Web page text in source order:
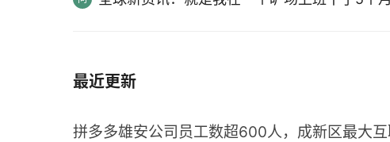
最近更新
拼多多雄安公司员工数超600人，成新区最大